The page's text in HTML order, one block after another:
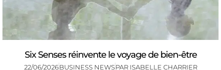
Six Senses réinvente le voyage de bien-être
22/06/2026BUSINESS NEWSPAR ISABELLE CHARRIER